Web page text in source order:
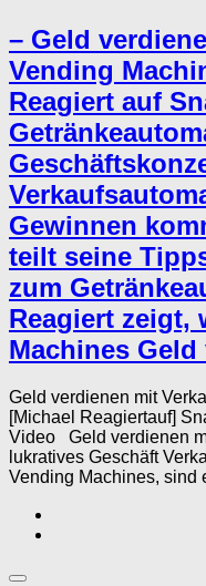
– Geld
Vending
Reagiert auf
Gewinnen
teilt seine
zum
Reagiert zeigt,
Machines
Geld verdienen mit
[Michael Reagiertauf]
Video Geld verdienen
lukratives Geschäft
Vending Machines, sind